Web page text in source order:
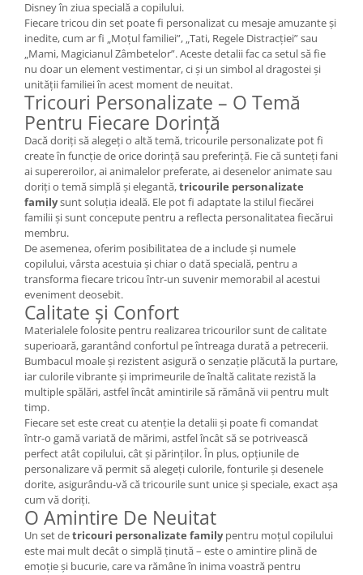
Disney în ziua specială a copilului.
Fiecare tricou din set poate fi personalizat cu mesaje amuzante și
inedite, cum ar fi „Moțul familiei”, „Tati, Regele Distracției” sau
„Mami, Magicianul Zâmbetelor”. Aceste detalii fac ca setul să fie
nu doar un element vestimentar, ci și un simbol al dragostei și
unității familiei în acest moment de neuitat.
Tricouri Personalizate – O Temă
Pentru Fiecare Dorință
Dacă doriți să alegeți o altă temă, tricourile personalizate pot fi
create în funcție de orice dorință sau preferință. Fie că sunteți fani
ai supereroilor, ai animalelor preferate, ai desenelor animate sau
doriți o temă simplă și elegantă,tricourile personalizate
familysunt soluția ideală. Ele pot fi adaptate la stilul fiecărei
familii și sunt concepute pentru a reflecta personalitatea fiecărui
membru.
De asemenea, oferim posibilitatea de a include și numele
copilului, vârsta acestuia și chiar o dată specială, pentru a
transforma fiecare tricou într-un suvenir memorabil al acestui
eveniment deosebit.
Calitate și Confort
Materialele folosite pentru realizarea tricourilor sunt de calitate
superioară, garantând confortul pe întreaga durată a petrecerii.
Bumbacul moale și rezistent asigură o senzație plăcută la purtare,
iar culorile vibrante și imprimeurile de înaltă calitate rezistă la
multiple spălări, astfel încât amintirile să rămână vii pentru mult
timp.
Fiecare set este creat cu atenție la detalii și poate fi comandat
într-o gamă variată de mărimi, astfel încât să se potrivească
perfect atât copilului, cât și părinților. În plus, opțiunile de
personalizare vă permit să alegeți culorile, fonturile și desenele
dorite, asigurându-vă că tricourile sunt unice și speciale, exact așa
cum vă doriți.
O Amintire De Neuitat
Un set detricouri personalizate familypentru moțul copilului
este mai mult decât o simplă ținută – este o amintire plină de
emoție și bucurie, care va rămâne în inima voastră pentru